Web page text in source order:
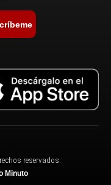
reservados.
Minuto